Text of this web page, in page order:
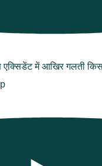
एक्सिडेंट में आखिर गलती